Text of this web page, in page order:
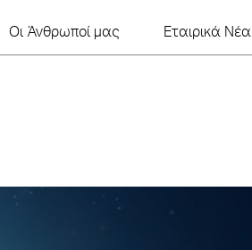
Οι Άνθρωποί μας Εταιρικά Νέα